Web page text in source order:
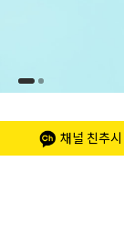
채널 친추시